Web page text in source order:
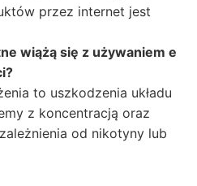
przez internet jest
wiążą się z używaniem e
to uszkodzenia układu
z koncentracją oraz
od nikotyny lub